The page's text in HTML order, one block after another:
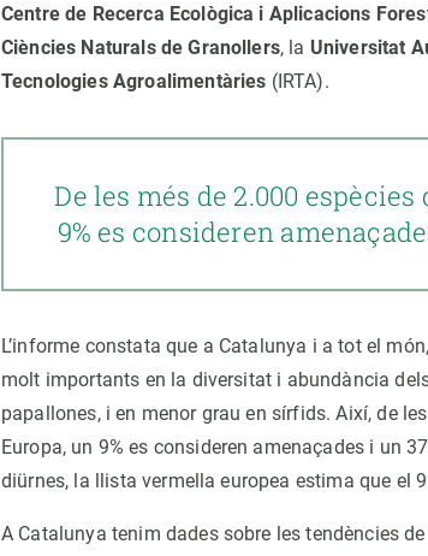
Centre de Recerca Ecològica i Aplicacions
Ciències Naturals de Granollers, la Universitat
Tecnologies Agroalimentàries (IRTA).
De les més de 2.000 espècies
9% es consideren
L’informe constata que a Catalunya i a tot el
molt importants en la diversitat i abundància
papallones, i en menor grau en sírfids. Així, de
Europa, un 9% es consideren amenaçades i un
diürnes, la llista vermella europea estima que el
A Catalunya tenim dades sobre les tendències